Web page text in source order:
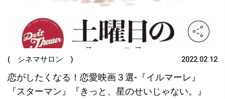
( シネマサロン ) 2022.02.12
恋がしたくなる！恋愛映画３選-『イルマーレ』
『スターマン』『きっと、星のせいじゃない。』